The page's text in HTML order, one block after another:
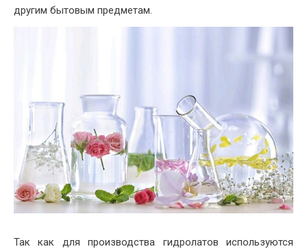
другим бытовым предметам.
Так как для производства гидролатов используются